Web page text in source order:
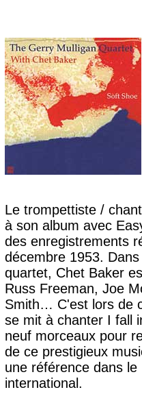
Le trompettiste /
à son album avec
des enregistrements
décembre 1953.
quartet, Chet Baker
Russ Freeman, Joe
Smith… C'est lors de
se mit à chanter I fall
neuf morceaux pour
de ce prestigieux
une référence dans
international.